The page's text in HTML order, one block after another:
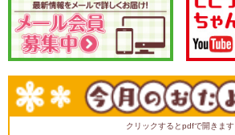
クリックするとpdfで開きます